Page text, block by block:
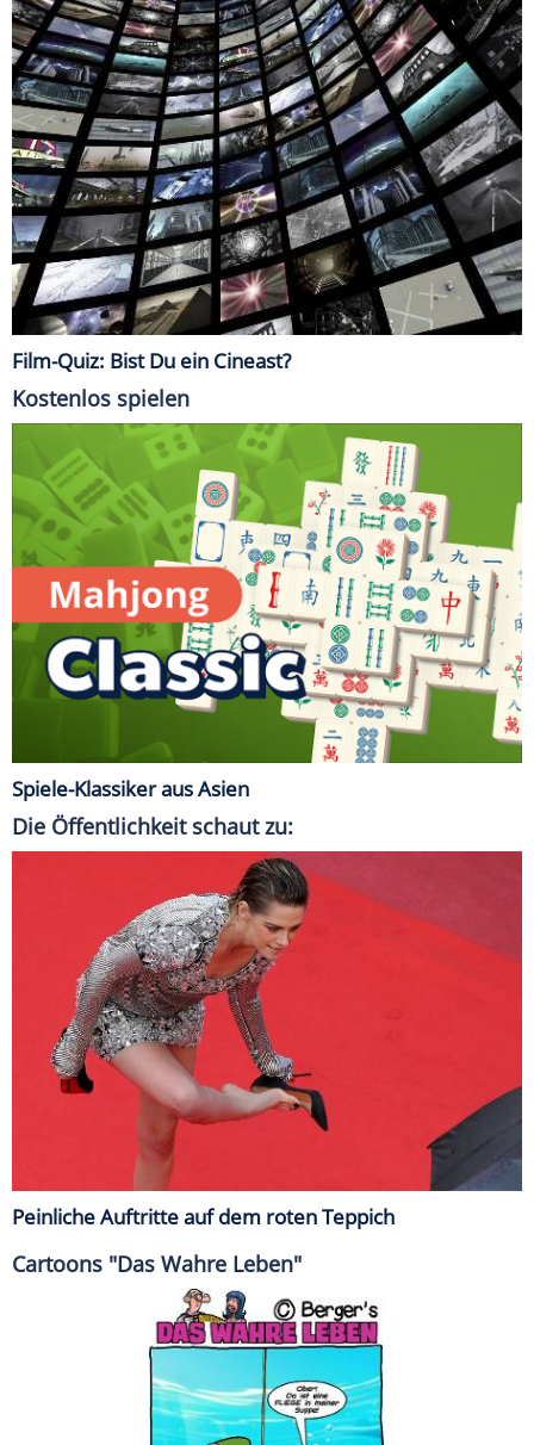
Film-Quiz: Bist Du ein Cineast?
Kostenlos spielen
Spiele-Klassiker aus Asien
Die Öffentlichkeit schaut zu:
Peinliche Auftritte auf dem roten Teppich
Cartoons "Das Wahre Leben"